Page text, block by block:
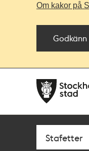
Om kakor på
navigationen
huvudinnehållet
Sök